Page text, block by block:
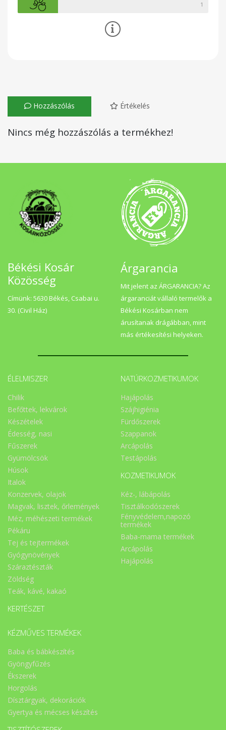
1
Hozzászólás Értékelés
Nincs még hozzászólás a termékhez!
Békési Kosár
Közösség
Címünk: 5630 Békés, Csabai u.
30. (Civil Ház)
Árgarancia
Mit jelent az ÁRGARANCIA? Az
árgaranciát vállaló termelők a
Békési Kosárban nem
árusítanak drágábban, mint
más értékesítési helyeken.
ÉLELMISZER
Chilik
Befőttek, lekvárok
Készételek
Édesség, nasi
Fűszerek
Gyümölcsök
Húsok
Italok
Konzervek, olajok
Magvak, lisztek, őrlemények
Méz, méhészeti termékek
Pékáru
Tej és tejtermékek
Gyógynövények
Száraztészták
Zöldség
Teák, kávé, kakaó
KERTÉSZET
NATÚRKOZMETIKUMOK
Hajápolás
Szájhigiénia
Fürdőszerek
Szappanok
Arcápolás
Testápolás
KOZMETIKUMOK
Kéz-, lábápolás
Tisztálkodószerek
Fényvédelem,napozó
termékek
Baba-mama termékek
Arcápolás
Hajápolás
KÉZMŰVES TERMÉKEK
Baba és bábkészítés
Gyöngyfűzés
Ékszerek
Horgolás
Dísztárgyak, dekorációk
Gyertya és mécses készítés